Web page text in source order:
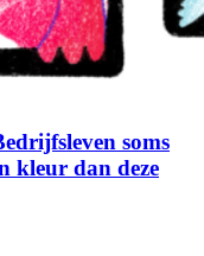
soms
kleur dan deze